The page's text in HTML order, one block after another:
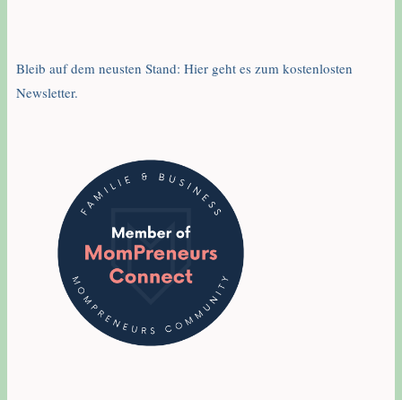
Bleib auf dem neusten Stand: Hier geht es zum kostenlosten
Newsletter.